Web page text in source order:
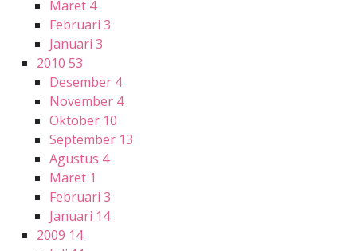
Maret 4
Februari 3
Januari 3
2010 53
Desember 4
November 4
Oktober 10
September 13
Agustus 4
Maret 1
Februari 3
Januari 14
2009 14